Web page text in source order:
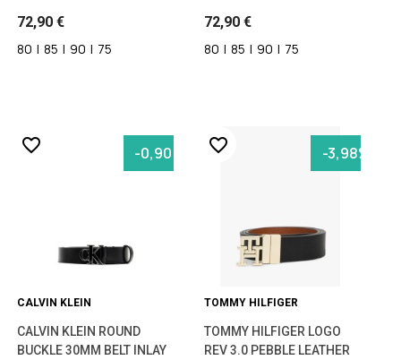
72,90 €
80 | 85 | 90 | 75
72,90 €
80 | 85 | 90 | 75
CALVIN KLEIN
CALVIN KLEIN ROUND
BUCKLE 30MM BELT INLAY
-0,90 €
favorite_border
TOMMY HILFIGER
TOMMY HILFIGER LOGO
REV 3.0 PEBBLE LEATHER
-3,98%
favorite_border